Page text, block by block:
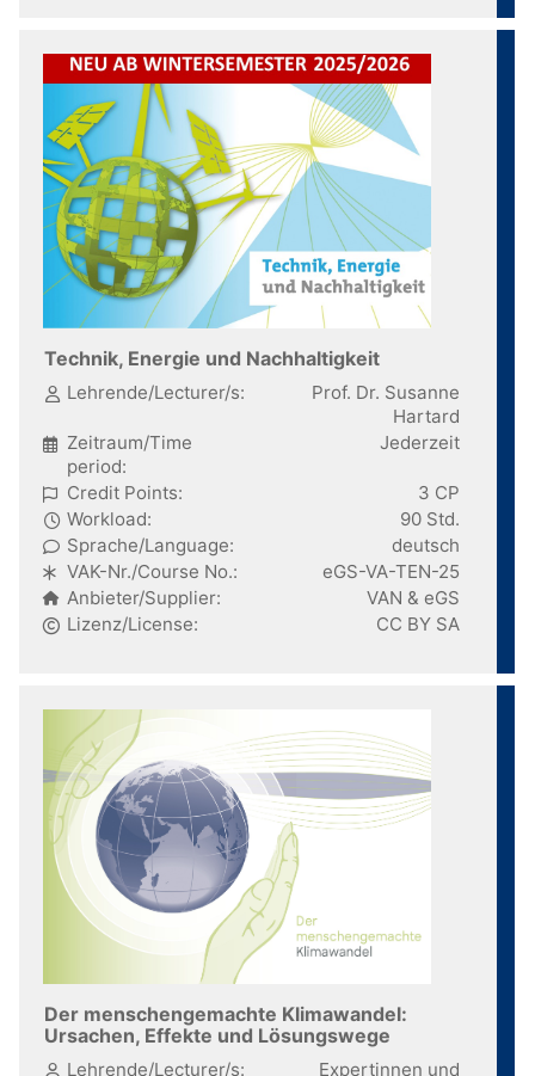
Technik, Energie und Nachhaltigkeit
Lehrende/Lecturer/s:
Prof. Dr. Susanne
Hartard
Zeitraum/Time
period:
Jederzeit
Credit Points:
3 CP
Workload:
90 Std.
Sprache/Language:
deutsch
VAK-Nr./Course No.:
eGS-VA-TEN-25
Anbieter/Supplier:
VAN & eGS
Lizenz/License:
CC BY SA
Der menschengemachte Klimawandel:
Ursachen, Effekte und Lösungswege
Lehrende/Lecturer/s: Expertinnen und